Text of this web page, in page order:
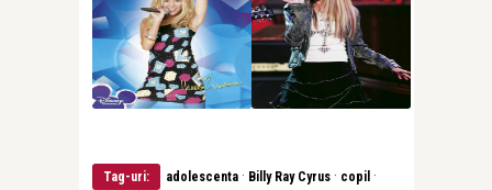
Tag-uri: adolescenta · Billy Ray Cyrus · copil ·